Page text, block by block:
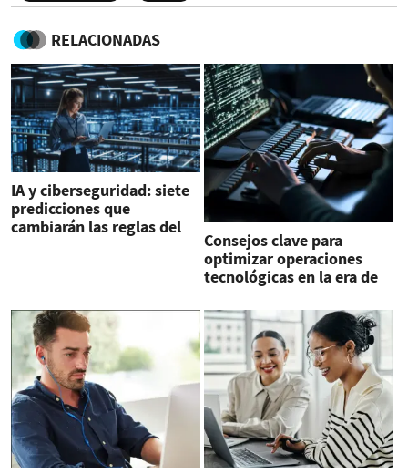
RELACIONADAS
IA y ciberseguridad: siete
predicciones que
cambiarán las reglas del
Consejos clave para
optimizar operaciones
tecnológicas en la era de